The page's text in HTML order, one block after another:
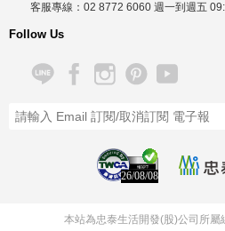
客服專線： 02 8772 6060 週一到週五
Follow Us
26/08/08
本站為忠泰生活開發(股)公司所屬